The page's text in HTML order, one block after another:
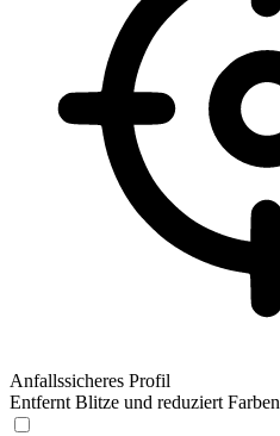
Anfallssicheres Profil
Entfernt Blitze und reduziert Farben